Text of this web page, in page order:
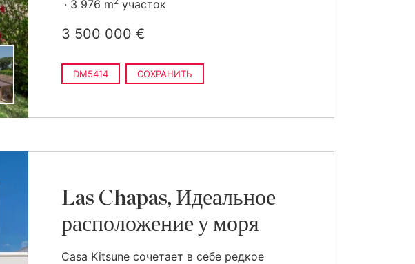
3 976 m
участок
3 500 000 €
DM5414 СОХРАНИТЬ
Las Chapas, Идеальное
расположение у моря
Casa Kitsune сочетает в себе редкое